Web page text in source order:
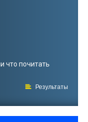
что почитать
Результаты